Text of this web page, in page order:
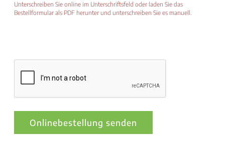
Unterschreiben Sie online im Unterschriftsfeld oder laden Sie das
Bestellformular als PDF herunter und unterschreiben Sie es manuell.
Onlinebestellung senden